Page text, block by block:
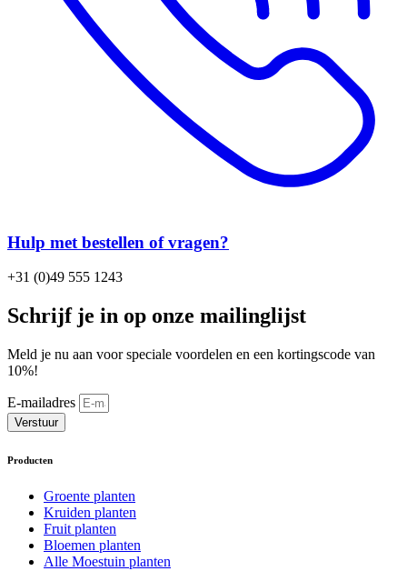
Hulp met bestellen of vragen?
+31 (0)49 555 1243
Schrijf je in op onze mailinglijst
Meld je nu aan voor speciale voordelen en een kortingscode van
10%!
E-mailadres
Verstuur
Producten
Groente planten
Kruiden planten
Fruit planten
Bloemen planten
Alle Moestuin planten